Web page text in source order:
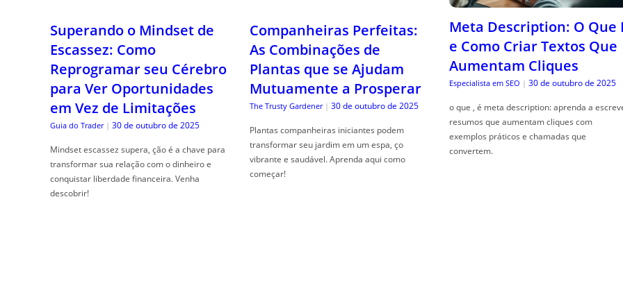
Superando o Mindset de
Escassez: Como
Reprogramar seu Cérebro
para Ver Oportunidades
em Vez de Limitações
Guia do Trader | 30 de outubro de 2025
Mindset escassez supera, ção é a chave para
transformar sua relação com o dinheiro e
conquistar liberdade financeira. Venha
descobrir!
Companheiras Perfeitas:
As Combinações de
Plantas que se Ajudam
Mutuamente a Prosperar
The Trusty Gardener | 30 de outubro de 2025
Plantas companheiras iniciantes podem
transformar seu jardim em um espa, ço
vibrante e saudável. Aprenda aqui como
começar!
Meta Description: O Que
e Como Criar Textos Que
Aumentam Cliques
Especialista em SEO | 30 de outubro de 2025
o que , é meta description: aprenda a
resumos que aumentam cliques com
exemplos práticos e chamadas que
convertem.